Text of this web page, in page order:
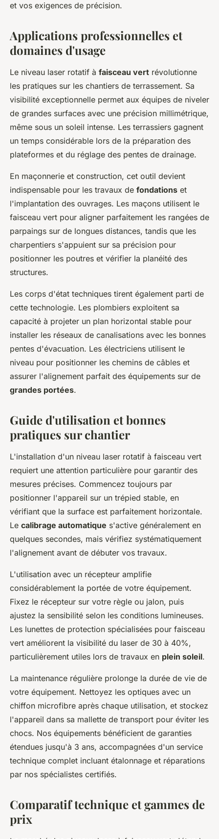
et vos exigences de précision.
Applications professionnelles et
domaines d'usage
Le niveau laser rotatif à faisceau vert révolutionne
les pratiques sur les chantiers de terrassement. Sa
visibilité exceptionnelle permet aux équipes de niveler
de grandes surfaces avec une précision millimétrique,
même sous un soleil intense. Les terrassiers gagnent
un temps considérable lors de la préparation des
plateformes et du réglage des pentes de drainage.
En maçonnerie et construction, cet outil devient
indispensable pour les travaux de fondations et
l'implantation des ouvrages. Les maçons utilisent le
faisceau vert pour aligner parfaitement les rangées de
parpaings sur de longues distances, tandis que les
charpentiers s'appuient sur sa précision pour
positionner les poutres et vérifier la planéité des
structures.
Les corps d'état techniques tirent également parti de
cette technologie. Les plombiers exploitent sa
capacité à projeter un plan horizontal stable pour
installer les réseaux de canalisations avec les bonnes
pentes d'évacuation. Les électriciens utilisent le
niveau pour positionner les chemins de câbles et
assurer l'alignement parfait des équipements sur de
grandes portées.
Guide d'utilisation et bonnes
pratiques sur chantier
L'installation d'un niveau laser rotatif à faisceau vert
requiert une attention particulière pour garantir des
mesures précises. Commencez toujours par
positionner l'appareil sur un trépied stable, en
vérifiant que la surface est parfaitement horizontale.
Le calibrage automatique s'active généralement en
quelques secondes, mais vérifiez systématiquement
l'alignement avant de débuter vos travaux.
L'utilisation avec un récepteur amplifie
considérablement la portée de votre équipement.
Fixez le récepteur sur votre règle ou jalon, puis
ajustez la sensibilité selon les conditions lumineuses.
Les lunettes de protection spécialisées pour faisceau
vert améliorent la visibilité du laser de 30 à 40%,
particulièrement utiles lors de travaux en plein soleil.
La maintenance régulière prolonge la durée de vie de
votre équipement. Nettoyez les optiques avec un
chiffon microfibre après chaque utilisation, et stockez
l'appareil dans sa mallette de transport pour éviter les
chocs. Nos équipements bénéficient de garanties
étendues jusqu'à 3 ans, accompagnées d'un service
technique complet incluant étalonnage et réparations
par nos spécialistes certifiés.
Comparatif technique et gammes de
prix